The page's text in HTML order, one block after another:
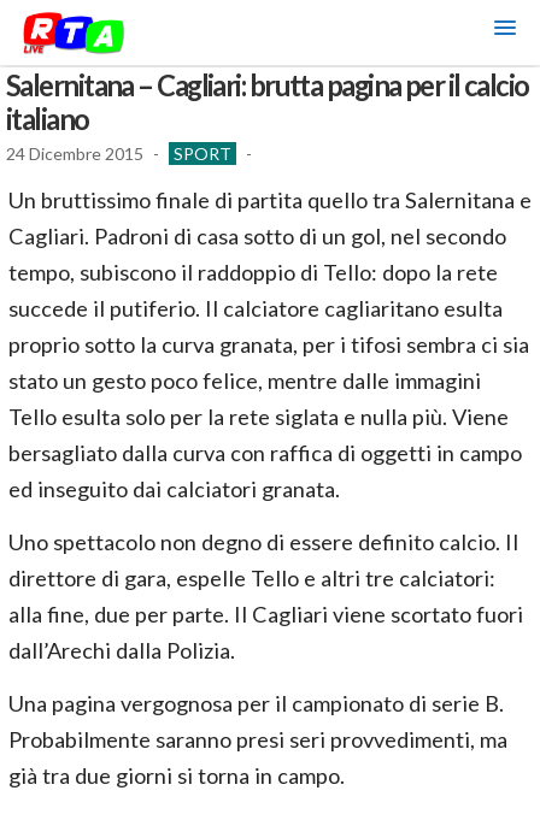
Salernitana – Cagliari: brutta pagina per il calcio
italiano
24 Dicembre 2015 - SPORT -
Un bruttissimo finale di partita quello tra Salernitana e
Cagliari. Padroni di casa sotto di un gol, nel secondo
tempo, subiscono il raddoppio di Tello: dopo la rete
succede il putiferio. Il calciatore cagliaritano esulta
proprio sotto la curva granata, per i tifosi sembra ci sia
stato un gesto poco felice, mentre dalle immagini
Tello esulta solo per la rete siglata e nulla più. Viene
bersagliato dalla curva con raffica di oggetti in campo
ed inseguito dai calciatori granata.
Uno spettacolo non degno di essere definito calcio. Il
direttore di gara, espelle Tello e altri tre calciatori:
alla fine, due per parte. Il Cagliari viene scortato fuori
dall’Arechi dalla Polizia.
Una pagina vergognosa per il campionato di serie B.
Probabilmente saranno presi seri provvedimenti, ma
già tra due giorni si torna in campo.